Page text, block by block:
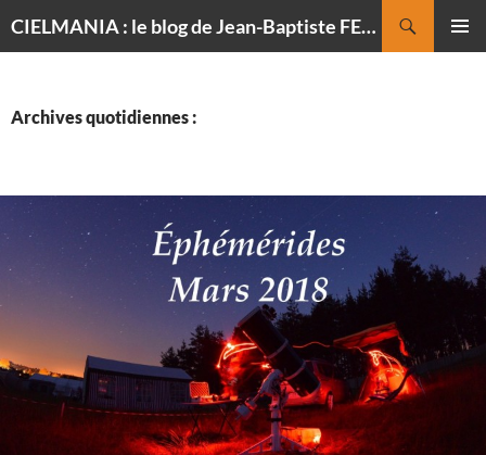
CIELMANIA : le blog de Jean-Baptiste FELDMANN, photographe du ciel
Archives quotidiennes :